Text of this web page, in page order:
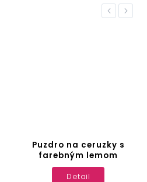
Previous
Puzdro na ceruzky s
farebným lemom
Detail
Next